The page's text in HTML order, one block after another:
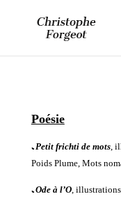
Poésie
ﹳ Petit frichti de mots,
Poids Plume, Mots
ﹳ Ode à l’O,